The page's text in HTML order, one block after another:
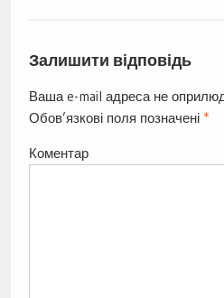
Залишити відповідь
Ваша e-mail адреса не
Обов’язкові поля позначені *
Коментар